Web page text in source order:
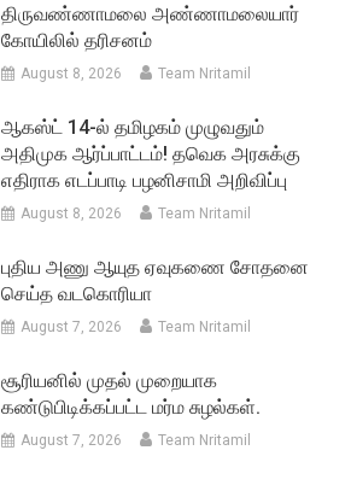
திருவண்ணாமலை அண்ணாமலையார்
கோயிலில் தரிசனம்
August 8, 2026 Team Nritamil
ஆகஸ்ட் 14-ல் தமிழகம் முழுவதும்
அதிமுக ஆர்ப்பாட்டம்! தவெக அரசுக்கு
எதிராக எடப்பாடி பழனிசாமி அறிவிப்பு
August 8, 2026 Team Nritamil
புதிய அணு ஆயுத ஏவுகணை சோதனை
செய்த வடகொரியா
August 7, 2026 Team Nritamil
சூரியனில் முதல் முறையாக
கண்டுபிடிக்கப்பட்ட மர்ம சுழல்கள்.
August 7, 2026 Team Nritamil